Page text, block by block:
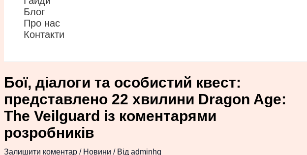
Блог
Про нас
Контакти
Бої, діалоги та особистий квест:
представлено 22 хвилини Dragon Age:
The Veilguard із коментарями
розробників
Залишити коментар / Новини / Від adminhq